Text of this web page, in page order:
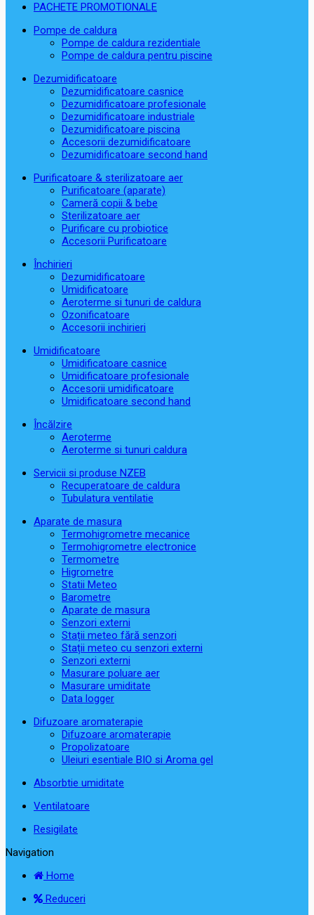
PACHETE PROMOTIONALE
Pompe de caldura
Pompe de caldura rezidentiale
Pompe de caldura pentru piscine
Dezumidificatoare
Dezumidificatoare casnice
Dezumidificatoare profesionale
Dezumidificatoare industriale
Dezumidificatoare piscina
Accesorii dezumidificatoare
Dezumidificatoare second hand
Purificatoare & sterilizatoare aer
Purificatoare (aparate)
Cameră copii & bebe
Sterilizatoare aer
Purificare cu probiotice
Accesorii Purificatoare
Închirieri
Dezumidificatoare
Umidificatoare
Aeroterme si tunuri de caldura
Ozonificatoare
Accesorii inchirieri
Umidificatoare
Umidificatoare casnice
Umidificatoare profesionale
Accesorii umidificatoare
Umidificatoare second hand
Încălzire
Aeroterme
Aeroterme si tunuri caldura
Servicii si produse NZEB
Recuperatoare de caldura
Tubulatura ventilatie
Aparate de masura
Termohigrometre mecanice
Termohigrometre electronice
Termometre
Higrometre
Statii Meteo
Barometre
Aparate de masura
Senzori externi
Stații meteo fără senzori
Stații meteo cu senzori externi
Senzori externi
Masurare poluare aer
Masurare umiditate
Data logger
Difuzoare aromaterapie
Difuzoare aromaterapie
Propolizatoare
Uleiuri esentiale BIO si Aroma gel
Absorbtie umiditate
Ventilatoare
Resigilate
Navigation
Home
Reduceri